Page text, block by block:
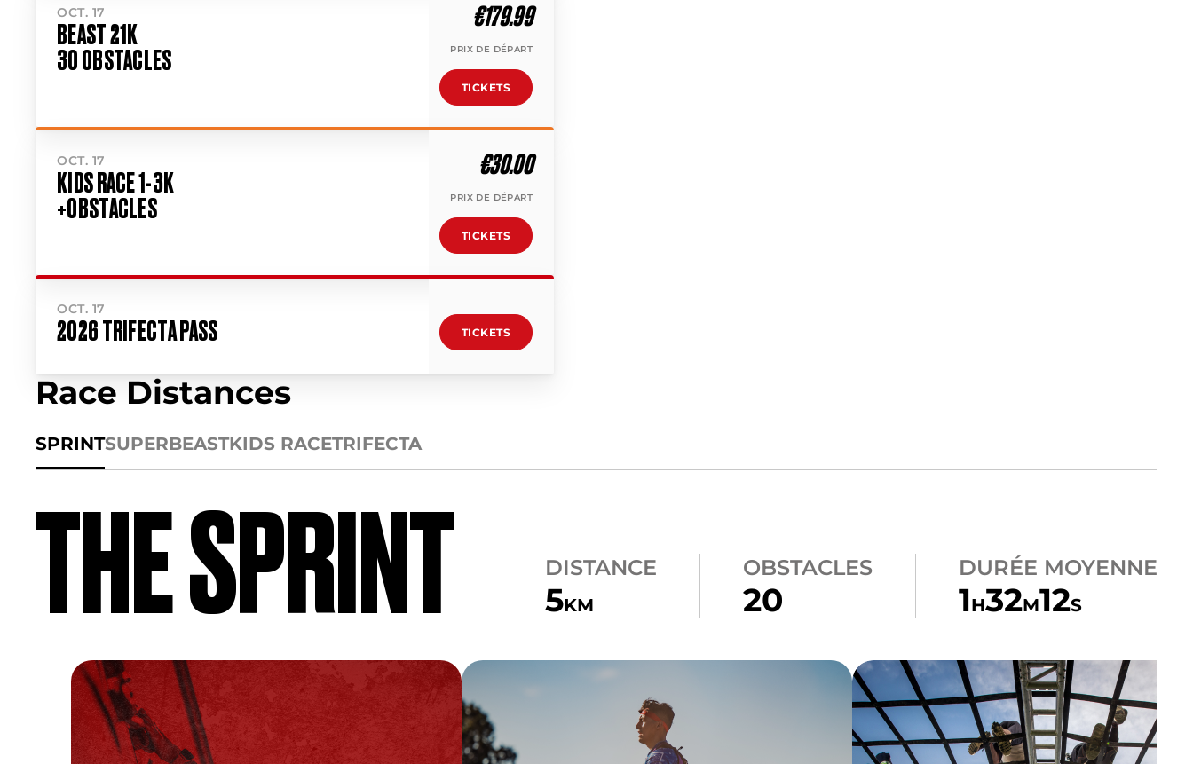
OCT. 17
BEAST 21K
30 OBSTACLES
€179.99
PRIX DE DÉPART
TICKETS
OCT. 17
KIDS RACE 1-3K
+OBSTACLES
€30.00
PRIX DE DÉPART
TICKETS
OCT. 17
2026 TRIFECTA PASS TICKETS
Race Distances
SPRINTSUPERBEASTKIDS RACETRIFECTA
THE SPRINT DISTANCE
5KM
OBSTACLES
20
DURÉE MOYENNE
1H32M12S
ATLAS CARRY
CLIMB
A-FRAME CARGO